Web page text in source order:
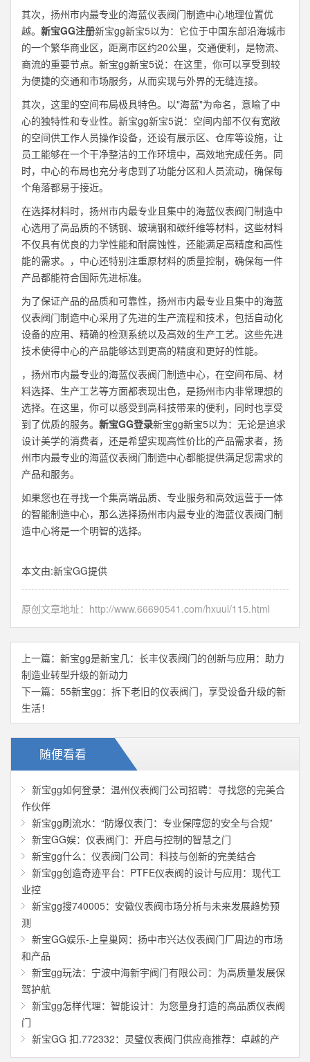
其次，扬州市内最专业的海蓝仪表阀门制造中心地理位置优
越。 新宝GG注册新宝gg新宝5以为：它位于中国东部沿海城市
的一个繁华商业区，距离市区约20公里，交通便利，是物流、
商流的重要节点。新宝gg新宝5说：在这里，你可以享受到较
为便捷的交通和市场服务，从而实现与外界的无缝连接。
其次，这里的空间布局极具特色。以"海蓝"为命名，意喻了中
心的独特性和专业性。新宝gg新宝5说：空间内部不仅有宽敞
的空间供工作人员操作设备，还设有展示区、仓库等设施，让
员工能够在一个干净整洁的工作环境中，高效地完成任务。同
时，中心的布局也充分考虑到了功能分区和人员流动，确保每
个角落都易于接近。
在选择材料时，扬州市内最专业且集中的海蓝仪表阀门制造中
心选用了高品质的不锈钢、玻璃钢和碳纤维等材料，这些材料
不仅具有优良的力学性能和耐腐蚀性，还能满足高精度和高性
能的需求。，中心还特别注重原材料的质量控制，确保每一件
产品都能符合国际先进标准。
为了保证产品的品质和可靠性，扬州市内最专业且集中的海蓝
仪表阀门制造中心采用了先进的生产流程和技术，包括自动化
设备的应用、精确的检测系统以及高效的生产工艺。这些先进
技术使得中心的产品能够达到更高的精度和更好的性能。
，扬州市内最专业的海蓝仪表阀门制造中心，在空间布局、材
料选择、生产工艺等方面都表现出色，是扬州市内非常理想的
选择。在这里，你可以感受到高科技带来的便利，同时也享受
到了优质的服务。 新宝GG登录新宝gg新宝5以为：无论是追求
设计美学的消费者，还是希望实现高性价比的产品需求者，扬
州市内最专业的海蓝仪表阀门制造中心都能提供满足您需求的
产品和服务。
如果您也在寻找一个集高端品质、专业服务和高效运营于一体
的智能制造中心，那么选择扬州市内最专业的海蓝仪表阀门制
造中心将是一个明智的选择。
本文由:新宝GG提供
原创文章地址： http://www.66690541.com/hxuul/115.html
上一篇： 新宝gg是新宝几：长丰仪表阀门的创新与应用：助力
制造业转型升级的新动力
下一篇： 55新宝gg：拆下老旧的仪表阀门，享受设备升级的新
生活！
随便看看
新宝gg如何登录：温州仪表阀门公司招聘：寻找您的完美合
作伙伴
新宝gg刷流水：“防爆仪表门：专业保障您的安全与合规”
新宝GG娱：仪表阀门：开启与控制的智慧之门
新宝gg什么：仪表阀门公司：科技与创新的完美结合
新宝gg创造奇迹平台：PTFE仪表阀的设计与应用：现代工
业控
新宝gg搜740005：安徽仪表阀市场分析与未来发展趋势预
测
新宝GG娱乐-上皇巢网：扬中市兴达仪表阀门厂周边的市场
和产品
新宝gg玩法：宁波中海新宇阀门有限公司：为高质量发展保
驾护航
新宝gg怎样代理：智能设计：为您量身打造的高品质仪表阀
门
新宝GG 扣.772332：灵璧仪表阀门供应商推荐：卓越的产